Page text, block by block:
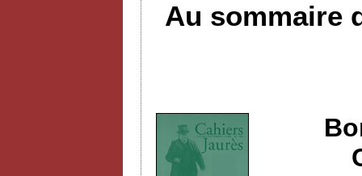
Au sommaire